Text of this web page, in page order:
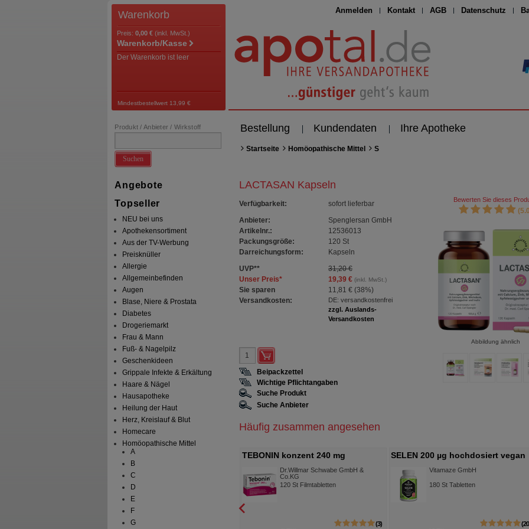
Anmelden Kontakt AGB Datenschutz
Warenkorb
Preis: 0,00 € (inkl. MwSt.)
Warenkorb/Kasse
Der Warenkorb ist leer
Mindestbestellwert 13,99 €
Bestellung Kundendaten Ihre Apotheke
Produkt / Anbieter / Wirkstoff
Suchen
Angebote
Topseller
NEU bei uns
Apothekensortiment
Aus der TV-Werbung
Preisknüller
Allergie
Allgemeinbefinden
Augen
Blase, Niere & Prostata
Diabetes
Drogeriemarkt
Frau & Mann
Fuß- & Nagelpilz
Geschenkideen
Grippale Infekte & Erkältung
Haare & Nägel
Hausapotheke
Heilung der Haut
Herz, Kreislauf & Blut
Homecare
Homöopathische Mittel
A
B
C
D
E
F
G
Startseite Homöopathische Mittel S
LACTASAN Kapseln
Verfügbarkeit:
sofort lieferbar
Anbieter:
Spenglersan GmbH
Artikelnr.:
12536013
Packungsgröße:
120 St
Darreichungsform:
Kapseln
UVP**
31,20 €
Unser Preis* 19,39 €(inkl. MwSt.)
Sie sparen 11,81 € (38%)
Versandkosten:
DE: versandkostenfrei
zzgl. Auslands-
Versandkosten
Bewerten Sie dieses
Abbildung ähnlich
Beipackzettel
Wichtige Pflichtangaben
Suche Produkt
Suche Anbieter
Häufig zusammen angesehen
TEBONIN konzent 240 mg
Filmtabletten
Co.KG
80
TEBONIN konzent 240 mg
FilmtablettenDr.Willmar Schwabe GmbH &
Co.KG
120St Filmtabletten
3
SELEN 200 µg hochdosiert vegan
Tabletten
Vitamaze GmbH
180 St Tabletten
20